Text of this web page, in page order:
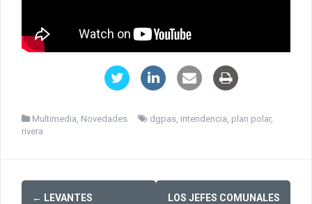
Multimedia Novedades dgpas intendencia plan polar,
rivera
Post
← LEVANTES
LOS JEFES COMUNALES